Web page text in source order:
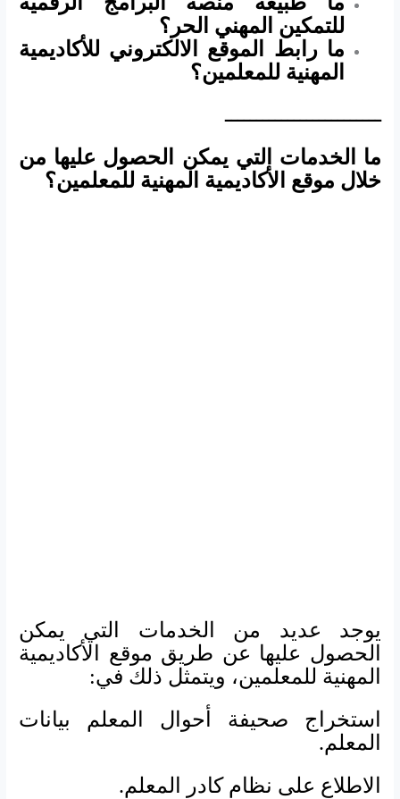
للتمكين المهني الحر؟
ما رابط الموقع الالكتروني للأكاديمية
المهنية للمعلمين؟
ـــــــــــــــــــــــــ
ما الخدمات التي يمكن الحصول عليها من
خلال موقع الأكاديمية المهنية للمعلمين؟
يوجد عديد من الخدمات التي يمكن
الحصول عليها عن طريق موقع الأكاديمية
المهنية للمعلمين، ويتمثل ذلك في:
استخراج صحيفة أحوال المعلم بيانات
المعلم.
الاطلاع على نظام كادر المعلم.